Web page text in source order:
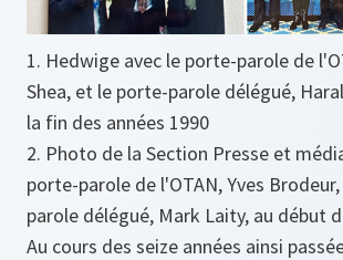
1. Hedwige avec le porte-parole de
Shea, et le porte-parole délégué,
la fin des années 1990
2. Photo de la Section Presse et
porte-parole de l'OTAN, Yves
parole délégué, Mark Laity, au début
Au cours des seize années ainsi